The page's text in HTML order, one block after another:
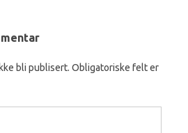
bli publisert. Obligatoriske felt er